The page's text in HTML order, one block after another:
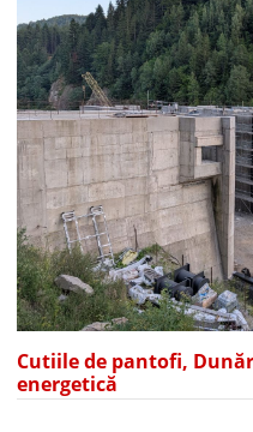
Cutiile de pantofi,
energetică